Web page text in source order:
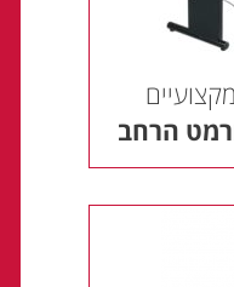
הרחב